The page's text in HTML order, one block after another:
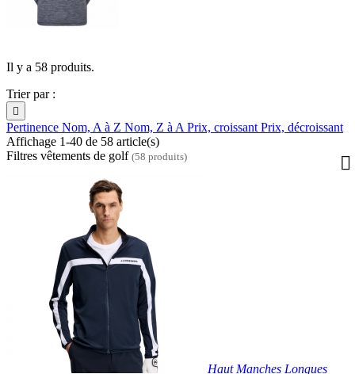
Il y a 58 produits.
Trier par :

Pertinence Nom, A à Z Nom, Z à A Prix, croissant Prix, décroissant
Affichage 1-40 de 58 article(s)
Filtres vêtements de golf (58 produits)
Haut Manches Longues